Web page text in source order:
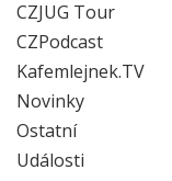
CZJUG Tour
CZPodcast
Kafemlejnek.TV
Novinky
Ostatní
Události